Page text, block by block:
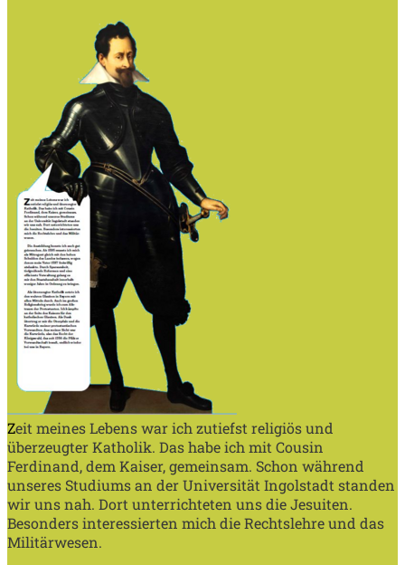
Zeit meines Lebens war ich zutiefst religiös und
überzeugterKatholik. Das habe ich mit Cousin
Ferdinand, dem Kaiser, gemeinsam. Schon während
unseres Studiums an der Universität Ingolstadt standen
wir uns nah. Dort unterrichteten uns die Jesuiten.
Besonders interessierten mich die Rechtslehre und das
Militärwesen.